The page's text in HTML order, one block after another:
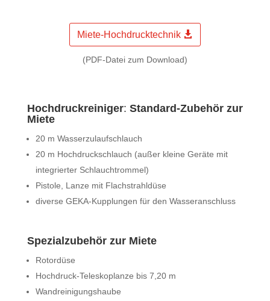
Miete-Hochdrucktechnik
(PDF-Datei zum Download)
Hochdruckreiniger: Standard-Zubehör zur
Miete
20 m Wasserzulaufschlauch
20 m Hochdruckschlauch (außer kleine Geräte mit
integrierter Schlauchtrommel)
Pistole, Lanze mit Flachstrahldüse
diverse GEKA-Kupplungen für den Wasseranschluss
Spezialzubehör zur Miete
Rotordüse
Hochdruck-Teleskoplanze bis 7,20 m
Wandreinigungshaube